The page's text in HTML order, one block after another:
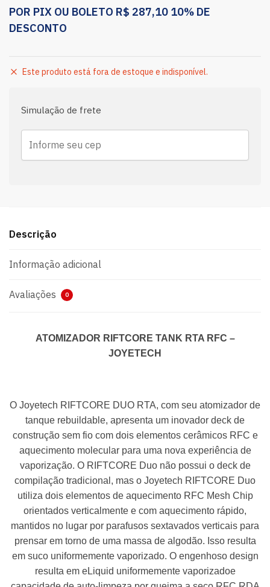
POR PIX OU BOLETO R$ 287,10 10% DE
DESCONTO
Este produto está fora de estoque e indisponível.
Simulação de frete
Descrição
Informação adicional
Avaliações 0
ATOMIZADOR RIFTCORE TANK RTA RFC –
JOYETECH
O Joyetech RIFTCORE DUO RTA, com seu atomizador de
tanque rebuildable, apresenta um inovador deck de
construção sem fio com dois elementos cerâmicos RFC e
aquecimento molecular para uma nova experiência de
vaporização. O RIFTCORE Duo não possui o deck de
compilação tradicional, mas o Joyetech RIFTCORE Duo
utiliza dois elementos de aquecimento RFC Mesh Chip
orientados verticalmente e com aquecimento rápido,
mantidos no lugar por parafusos sextavados verticais para
prensar em torno de uma massa de algodão. Isso resulta
em suco uniformemente vaporizado. O engenhoso design
resulta em eLiquid uniformemente vaporizadoe